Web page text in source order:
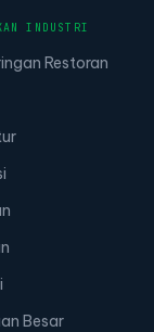
INDUSTRI
Restoran
Besar